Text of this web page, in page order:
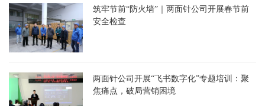
筑牢节前“防火墙”｜两面针公司开展春节前
安全检查
两面针公司开展“飞书数字化”专题培训：聚
焦痛点，破局营销困境